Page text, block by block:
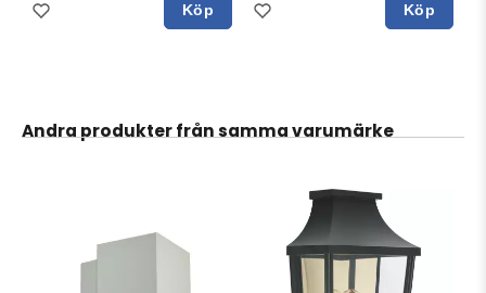
Köp Köp
Andra produkter från samma varumärke